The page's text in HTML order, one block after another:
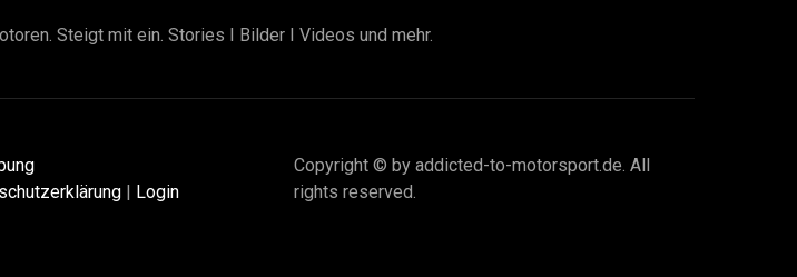
Steigt mit ein. Stories I Bilder I Videos und mehr.
| Login
Copyright © by addicted-to-motorsport.de. All
rights reserved.